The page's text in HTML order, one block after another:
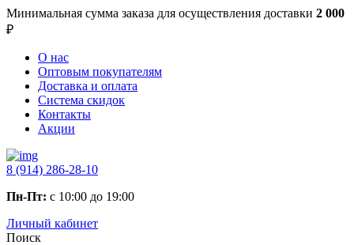
Минимальная сумма заказа для осуществления доставки 2 000
₽
О нас
Оптовым покупателям
Доставка и оплата
Система скидок
Контакты
Акции
8 (914) 286-28-10
Пн-Пт: с 10:00 до 19:00
Личный кабинет
Поиск